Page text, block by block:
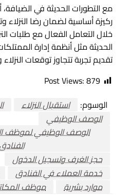
مع التطورات الحديثة في
ركيزة أساسية لضمان رضا النزلاء
خلال التعامل الفعال مع طلبات
الحديثة مثل أنظمة إدارة
تقديم تجربة تتجاوز توقعات
Post Views:879
الوسوم:
استقبال النزلاء
الوصف الوظيفي
الوصف الوظيفي لموظف
حجز الغرف وتسجيل الدخول
خدمة العملاء في الفنادق
موارد بشرية
موظف